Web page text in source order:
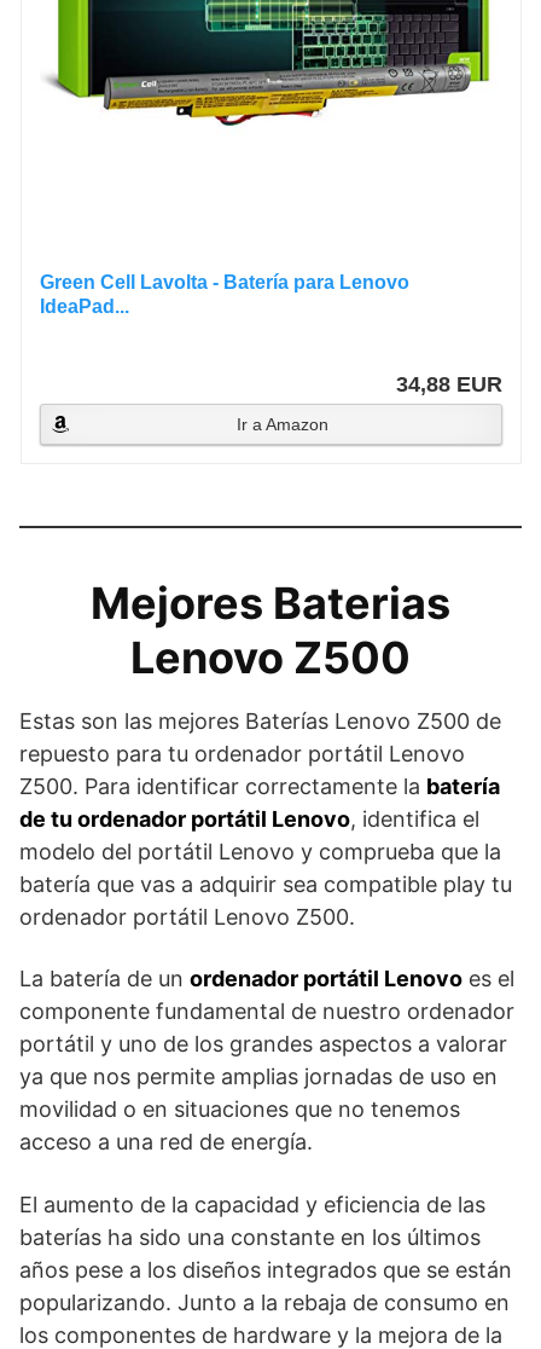
Green Cell Lavolta - Batería para Lenovo
IdeaPad...
34,88 EUR
Ir a Amazon
Mejores Baterias
Lenovo Z500
Estas son las mejores Baterías Lenovo Z500 de
repuesto para tu ordenador portátil Lenovo
Z500. Para identificar correctamente la batería
de tu ordenador portátil Lenovo, identifica el
modelo del portátil Lenovo y comprueba que la
batería que vas a adquirir sea compatible play tu
ordenador portátil Lenovo Z500.
La batería de un ordenador portátil Lenovo es el
componente fundamental de nuestro ordenador
portátil y uno de los grandes aspectos a valorar
ya que nos permite amplias jornadas de uso en
movilidad o en situaciones que no tenemos
acceso a una red de energía.
El aumento de la capacidad y eficiencia de las
baterías ha sido una constante en los últimos
años pese a los diseños integrados que se están
popularizando. Junto a la rebaja de consumo en
los componentes de hardware y la mejora de la